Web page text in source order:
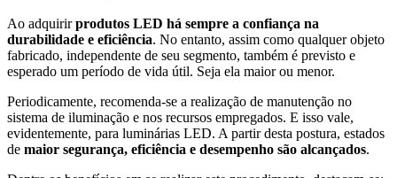
Ao adquirirprodutos LED há sempre a confiança na
durabilidade e eficiência. No entanto, assim como qualquer objeto
fabricado, independente de seu segmento, também é previsto e
esperado um período de vida útil. Seja ela maior ou menor.
Periodicamente, recomenda-se a realização de manutenção no
sistema de iluminação e nos recursos empregados. E isso vale,
evidentemente, para luminárias LED. A partir desta postura, estados
de maior segurança, eficiência e desempenho são alcançados.